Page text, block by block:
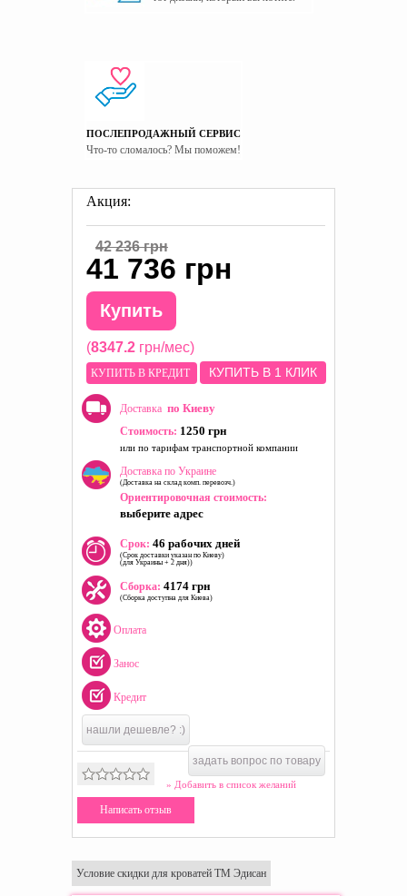
ПОСЛЕПРОДАЖНЫЙ СЕРВИС
Что-то сломалось? Мы поможем!
Акция:
42 236 грн
41 736 грн
Купить
(8347.2 грн/мес)
КУПИТЬ В КРЕДИТ КУПИТЬ В 1 КЛИК
Доставка по Киеву
Стоимость: 1250 грн
или по тарифам транспортной компании
Доставка по Украине
(Доставка на склад комп. перевозч.)
Ориентировочная стоимость:
выберите адрес
Срок: 46 рабочих дней
(Срок доставки указан по Киеву)
(для Украины + 2 дня))
Сборка: 4174 грн
(Сборка доступна для Киева)
Оплата
Занос
Кредит
нашли дешевле? :)
задать вопрос по товару
» Добавить в список желаний
Написать отзыв
Условие скидки для кроватей ТМ Эдисан